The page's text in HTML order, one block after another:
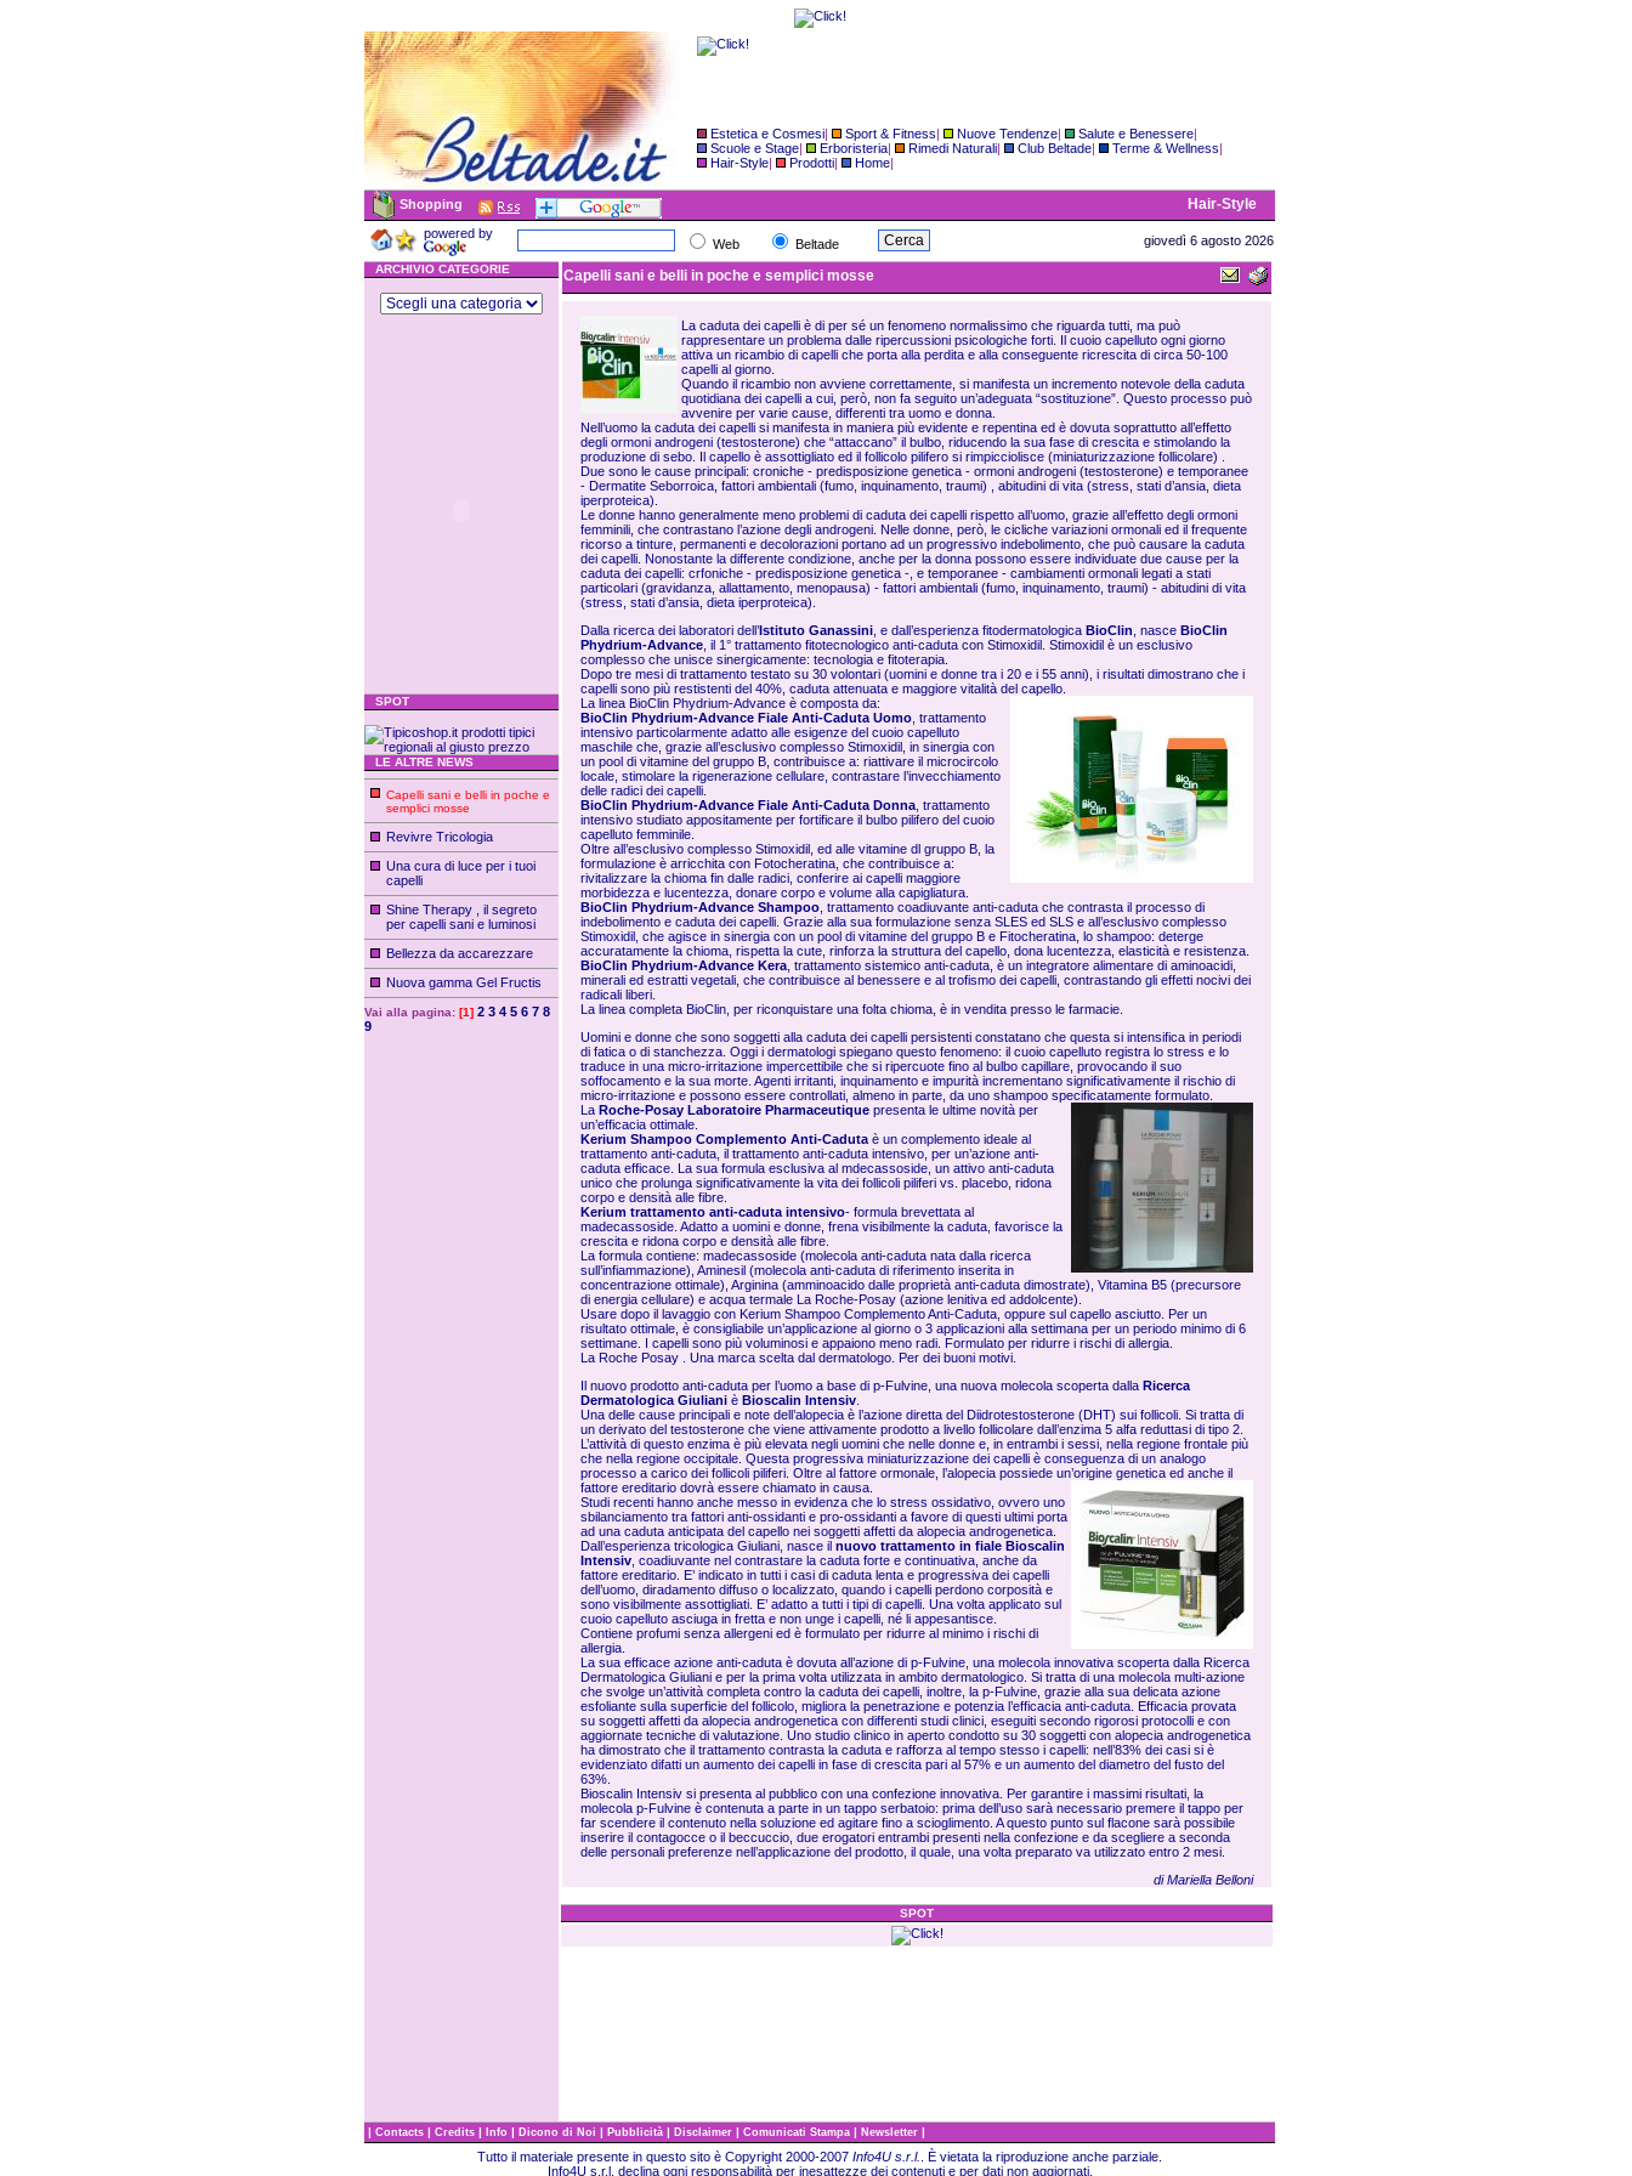
Estetica e Cosmesi| Sport & Fitness| Nuove Tendenze| Salute e Benessere|
Scuole e Stage| Erboristeria| Rimedi Naturali| Club Beltade| Terme & Wellness|
Hair-Style| Prodotti| Home|
Shopping Hair-Style
powered by
Web Beltade giovedì 6 agosto 2026
ARCHIVIO CATEGORIE
SPOT
LE ALTRE NEWS
Capelli sani e belli in poche e
semplici mosse
Revivre Tricologia
Una cura di luce per i tuoi
capelli
Shine Therapy , il segreto
per capelli sani e luminosi
Bellezza da accarezzare
Nuova gamma Gel Fructis
Vai alla pagina: [1] 2 3 4 5 6 7 8
9
Capelli sani e belli in poche e semplici mosse
La caduta dei capelli è di per sé un fenomeno normalissimo che riguarda tutti, ma può
rappresentare un problema dalle ripercussioni psicologiche forti. Il cuoio capelluto ogni giorno
attiva un ricambio di capelli che porta alla perdita e alla conseguente ricrescita di circa 50-100
capelli al giorno.
Quando il ricambio non avviene correttamente, si manifesta un incremento notevole della caduta
quotidiana dei capelli a cui, però, non fa seguito un’adeguata “sostituzione”. Questo processo può
avvenire per varie cause, differenti tra uomo e donna.
Nell’uomo la caduta dei capelli si manifesta in maniera più evidente e repentina ed è dovuta soprattutto all’effetto
degli ormoni androgeni (testosterone) che “attaccano” il bulbo, riducendo la sua fase di crescita e stimolando la
produzione di sebo. Il capello è assottigliato ed il follicolo pilifero si rimpicciolisce (miniaturizzazione follicolare) .
Due sono le cause principali: croniche - predisposizione genetica - ormoni androgeni (testosterone) e temporanee
- Dermatite Seborroica, fattori ambientali (fumo, inquinamento, traumi) , abitudini di vita (stress, stati d’ansia, dieta
iperproteica).
Le donne hanno generalmente meno problemi di caduta dei capelli rispetto all’uomo, grazie all’effetto degli ormoni
femminili, che contrastano l’azione degli androgeni. Nelle donne, però, le cicliche variazioni ormonali ed il frequente
ricorso a tinture, permanenti e decolorazioni portano ad un progressivo indebolimento, che può causare la caduta
dei capelli. Nonostante la differente condizione, anche per la donna possono essere individuate due cause per la
caduta dei capelli: crfoniche - predisposizione genetica -, e temporanee - cambiamenti ormonali legati a stati
particolari (gravidanza, allattamento, menopausa) - fattori ambientali (fumo, inquinamento, traumi) - abitudini di vita
(stress, stati d’ansia, dieta iperproteica).
Dalla ricerca dei laboratori dell’Istituto Ganassini , e dall’esperienza fitodermatologica BioClin , nasce BioClin
Phydrium-Advance , il 1° trattamento fitotecnologico anti-caduta con Stimoxidil. Stimoxidil è un esclusivo
complesso che unisce sinergicamente: tecnologia e fitoterapia.
Dopo tre mesi di trattamento testato su 30 volontari (uomini e donne tra i 20 e i 55 anni), i risultati dimostrano che i
capelli sono più restistenti del 40%, caduta attenuata e maggiore vitalità del capello.
La linea BioClin Phydrium-Advance è composta da:
BioClin Phydrium-Advance Fiale Anti-Caduta Uomo , trattamento
intensivo particolarmente adatto alle esigenze del cuoio capelluto
maschile che, grazie all’esclusivo complesso Stimoxidil, in sinergia con
un pool di vitamine del gruppo B, contribuisce a: riattivare il microcircolo
locale, stimolare la rigenerazione cellulare, contrastare l’invecchiamento
delle radici dei capelli.
BioClin Phydrium-Advance Fiale Anti-Caduta Donna , trattamento
intensivo studiato appositamente per fortificare il bulbo pilifero del cuoio
capelluto femminile.
Oltre all’esclusivo complesso Stimoxidil, ed alle vitamine dl gruppo B, la
formulazione è arricchita con Fotocheratina, che contribuisce a:
rivitalizzare la chioma fin dalle radici, conferire ai capelli maggiore
morbidezza e lucentezza, donare corpo e volume alla capigliatura.
BioClin Phydrium-Advance Shampoo , trattamento coadiuvante anti-caduta che contrasta il processo di
indebolimento e caduta dei capelli. Grazie alla sua formulazione senza SLES ed SLS e all’esclusivo complesso
Stimoxidil, che agisce in sinergia con un pool di vitamine del gruppo B e Fitocheratina, lo shampoo: deterge
accuratamente la chioma, rispetta la cute, rinforza la struttura del capello, dona lucentezza, elasticità e resistenza.
BioClin Phydrium-Advance Kera , trattamento sistemico anti-caduta, è un integratore alimentare di aminoacidi,
minerali ed estratti vegetali, che contribuisce al benessere e al trofismo dei capelli, contrastando gli effetti nocivi dei
radicali liberi.
La linea completa BioClin, per riconquistare una folta chioma, è in vendita presso le farmacie.
Uomini e donne che sono soggetti alla caduta dei capelli persistenti constatano che questa si intensifica in periodi
di fatica o di stanchezza. Oggi i dermatologi spiegano questo fenomeno: il cuoio capelluto registra lo stress e lo
traduce in una micro-irritazione impercettibile che si ripercuote fino al bulbo capillare, provocando il suo
soffocamento e la sua morte. Agenti irritanti, inquinamento e impurità incrementano significativamente il rischio di
micro-irritazione e possono essere controllati, almeno in parte, da uno shampoo specificatamente formulato.
La Roche-Posay Laboratoire Pharmaceutique presenta le ultime novità per
un’efficacia ottimale.
Kerium Shampoo Complemento Anti-Caduta è un complemento ideale al
trattamento anti-caduta, il trattamento anti-caduta intensivo, per un’azione anti-
caduta efficace. La sua formula esclusiva al mdecassoside, un attivo anti-caduta
unico che prolunga significativamente la vita dei follicoli piliferi vs. placebo, ridona
corpo e densità alle fibre.
Kerium trattamento anti-caduta intensivo- formula brevettata al
madecassoside. Adatto a uomini e donne, frena visibilmente la caduta, favorisce la
crescita e ridona corpo e densità alle fibre.
La formula contiene: madecassoside (molecola anti-caduta nata dalla ricerca
sull’infiammazione), Aminesil (molecola anti-caduta di riferimento inserita in
concentrazione ottimale), Arginina (amminoacido dalle proprietà anti-caduta dimostrate), Vitamina B5 (precursore
di energia cellulare) e acqua termale La Roche-Posay (azione lenitiva ed addolcente).
Usare dopo il lavaggio con Kerium Shampoo Complemento Anti-Caduta, oppure sul capello asciutto. Per un
risultato ottimale, è consigliabile un’applicazione al giorno o 3 applicazioni alla settimana per un periodo minimo di 6
settimane. I capelli sono più voluminosi e appaiono meno radi. Formulato per ridurre i rischi di allergia.
La Roche Posay . Una marca scelta dal dermatologo. Per dei buoni motivi.
Il nuovo prodotto anti-caduta per l’uomo a base di p-Fulvine, una nuova molecola scoperta dalla Ricerca
Dermatologica Giuliani è Bioscalin Intensiv
Una delle cause principali e note dell’alopecia è l’azione diretta del Diidrotestosterone (DHT) sui follicoli. Si tratta di
un derivato del testosterone che viene attivamente prodotto a livello follicolare dall’enzima 5 alfa reduttasi di tipo 2.
L’attività di questo enzima è più elevata negli uomini che nelle donne e, in entrambi i sessi, nella regione frontale più
che nella regione occipitale. Questa progressiva miniaturizzazione dei capelli è conseguenza di un analogo
processo a carico dei follicoli piliferi. Oltre al fattore ormonale, l’alopecia possiede un’origine genetica ed anche il
fattore ereditario dovrà essere chiamato in causa.
Studi recenti hanno anche messo in evidenza che lo stress ossidativo, ovvero uno
sbilanciamento tra fattori anti-ossidanti e pro-ossidanti a favore di questi ultimi porta
ad una caduta anticipata del capello nei soggetti affetti da alopecia androgenetica.
Dall’esperienza tricologica Giuliani, nasce il nuovo trattamento in fiale Bioscalin
Intensiv , coadiuvante nel contrastare la caduta forte e continuativa, anche da
fattore ereditario. E’ indicato in tutti i casi di caduta lenta e progressiva dei capelli
dell’uomo, diradamento diffuso o localizzato, quando i capelli perdono corposità e
sono visibilmente assottigliati. E’ adatto a tutti i tipi di capelli. Una volta applicato sul
cuoio capelluto asciuga in fretta e non unge i capelli, né li appesantisce.
Contiene profumi senza allergeni ed è formulato per ridurre al minimo i rischi di
allergia.
La sua efficace azione anti-caduta è dovuta all’azione di p-Fulvine, una molecola innovativa scoperta dalla Ricerca
Dermatologica Giuliani e per la prima volta utilizzata in ambito dermatologico. Si tratta di una molecola multi-azione
che svolge un’attività completa contro la caduta dei capelli, inoltre, la p-Fulvine, grazie alla sua delicata azione
esfoliante sulla superficie del follicolo, migliora la penetrazione e potenzia l’efficacia anti-caduta. Efficacia provata
su soggetti affetti da alopecia androgenetica con differenti studi clinici, eseguiti secondo rigorosi protocolli e con
aggiornate tecniche di valutazione. Uno studio clinico in aperto condotto su 30 soggetti con alopecia androgenetica
ha dimostrato che il trattamento contrasta la caduta e rafforza al tempo stesso i capelli: nell’83% dei casi si è
evidenziato difatti un aumento dei capelli in fase di crescita pari al 57% e un aumento del diametro del fusto del
63%.
Bioscalin Intensiv si presenta al pubblico con una confezione innovativa. Per garantire i massimi risultati, la
molecola p-Fulvine è contenuta a parte in un tappo serbatoio: prima dell’uso sarà necessario premere il tappo per
far scendere il contenuto nella soluzione ed agitare fino a scioglimento. A questo punto sul flacone sarà possibile
inserire il contagocce o il beccuccio, due erogatori entrambi presenti nella confezione e da scegliere a seconda
delle personali preferenze nell’applicazione del prodotto, il quale, una volta preparato va utilizzato entro 2 mesi.
di Mariella Belloni
SPOT
| Contacts | Credits | Info | Dicono di Noi | Pubblicità | Disclaimer | Comunicati Stampa | Newsletter |
Tutto il materiale presente in questo sito è Copyright 2000-2007 Info4U s.r.l.
È vietata la riproduzione anche parziale.
Info4U s.r.l. declina ogni responsabilità per inesattezze dei contenuti e per dati non aggiornati.